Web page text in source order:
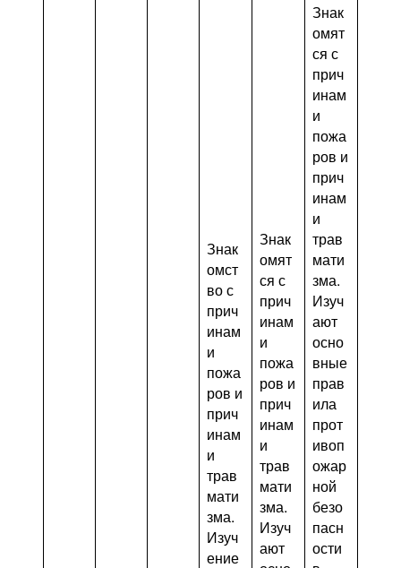
Знак
омст
во с
прич
инам
и
пожа
ров и
прич
инам
и
трав
мати
зма.
Изуч
ение
Знак
омят
ся с
прич
инам
и
пожа
ров и
прич
инам
и
трав
мати
зма.
Изуч
ают
Знак
омят
ся с
прич
инам
и
пожа
ров и
прич
инам
и
трав
мати
зма.
Изуч
ают
осно
вные
прав
ила
прот
ивоп
ожар
ной
безо
пасн
ости